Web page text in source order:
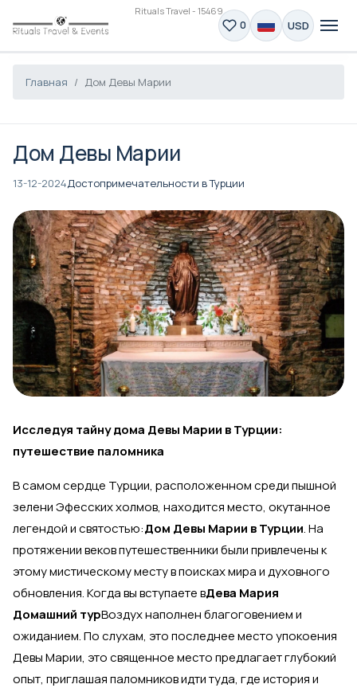
Rituals Travel - 15469
0 USD
Главная Дом Девы Марии
Дом Девы Марии
13-12-2024Достопримечательности в Турции
Исследуя тайну дома Девы Марии в Турции:
путешествие паломника
В самом сердце Турции, расположенном среди пышной
зелени Эфесских холмов, находится место, окутанное
легендой и святостью:Дом Девы Марии в Турции. На
протяжении веков путешественники были привлечены к
этому мистическому месту в поисках мира и духовного
обновления. Когда вы вступаете вДева Мария
Домашний турВоздух наполнен благоговением и
ожиданием. По слухам, это последнее место упокоения
Девы Марии, это священное место предлагает глубокий
опыт, приглашая паломников идти туда, где история и